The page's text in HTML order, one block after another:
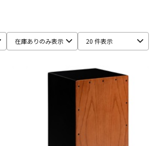
エフェクター
楽器アクセサ
在庫ありのみ表示 20 件表示